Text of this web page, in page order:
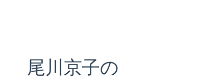
尾川京子の